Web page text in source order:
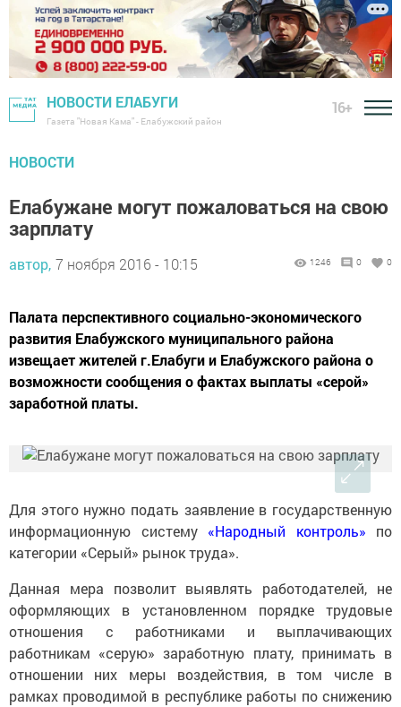
НОВОСТИ ЕЛАБУГИ
Газета "Новая Кама" - Елабужский район
16+
НОВОСТИ
Елабужане могут пожаловаться на свою
зарплату
автор, 7 ноября 2016 - 10:15 1246 0 0
Палата перспективного социально-экономического
развития Елабужского муниципального района
извещает жителей г.Елабуги и Елабужского района о
возможности сообщения о фактах выплаты «серой»
заработной платы.
Для этого нужно подать заявление в государственную
информационную систему «Народный контроль» по
категории «Серый» рынок труда».
Данная мера позволит выявлять работодателей, не
оформляющих в установленном порядке трудовые
отношения с работниками и выплачивающих
работникам «серую» заработную плату, принимать в
отношении них меры воздействия, в том числе в
рамках проводимой в республике работы по снижению